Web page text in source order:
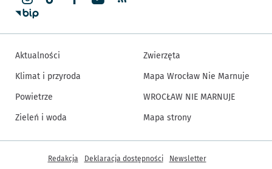
Aktualności
Klimat i przyroda
Powietrze
Zieleń i woda
Zwierzęta
Mapa Wrocław Nie Marnuje
WROCŁAW NIE MARNUJE
Mapa strony
Inne informacje
Redakcja Deklaracja dostępności Newsletter